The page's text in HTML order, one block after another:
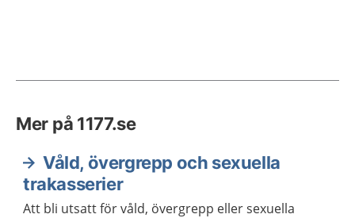
Mer på 1177.se
Våld, övergrepp och sexuella
trakasserier
Att bli utsatt för våld, övergrepp eller sexuella